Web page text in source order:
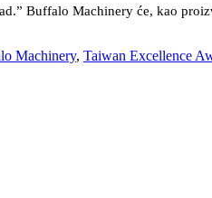
Buffalo Machinery će, kao
Machinery, Taiwan Excellence